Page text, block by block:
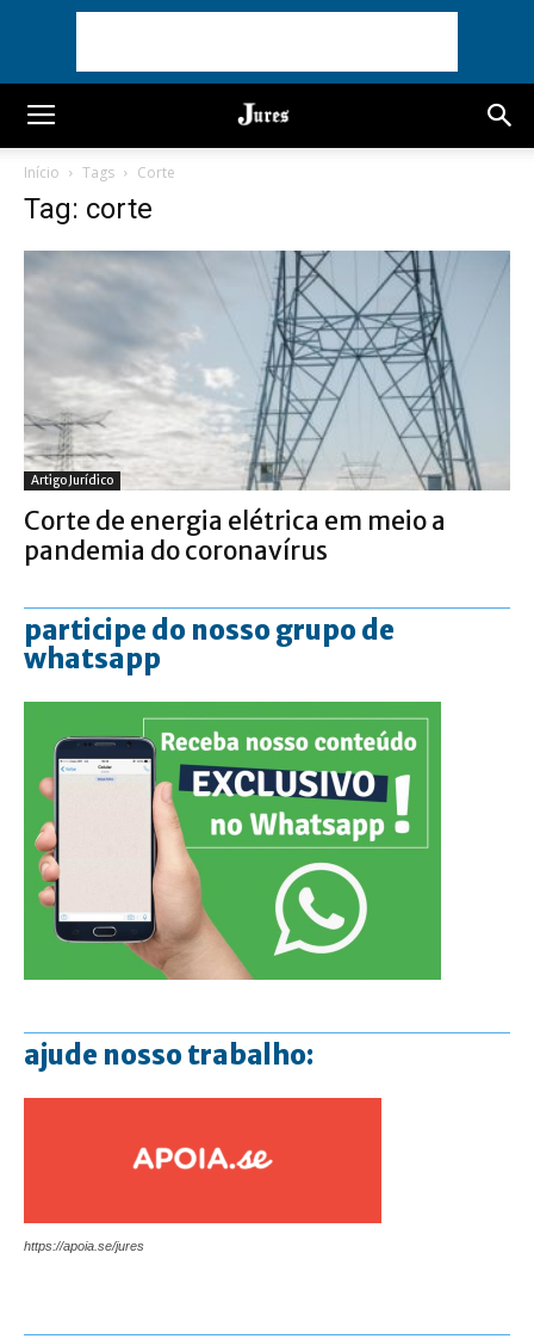
Início Tags Corte
Tag: corte
Artigo Jurídico
Corte de energia elétrica em meio a
pandemia do coronavírus
participe do nosso grupo de
whatsapp
ajude nosso trabalho:
https://apoia.se/jures